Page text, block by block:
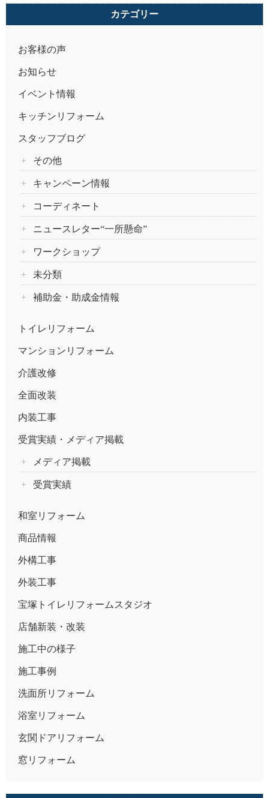
カテゴリー
お客様の声
お知らせ
イベント情報
キッチンリフォーム
スタッフブログ
その他
キャンペーン情報
コーディネート
ニュースレター“一所懸命”
ワークショップ
未分類
補助金・助成金情報
トイレリフォーム
マンションリフォーム
介護改修
全面改装
内装工事
受賞実績・メディア掲載
メディア掲載
受賞実績
和室リフォーム
商品情報
外構工事
外装工事
宝塚トイレリフォームスタジオ
店舗新装・改装
施工中の様子
施工事例
洗面所リフォーム
浴室リフォーム
玄関ドアリフォーム
窓リフォーム